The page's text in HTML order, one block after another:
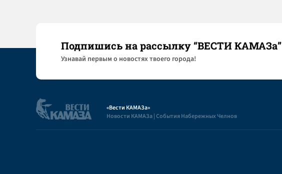
Подпишись на рассылку “ВЕСТИ КАМАЗа”
Узнaвай первым о новостях твоего города!
«Вести КАМАЗа»
Новости КАМАЗа | События Набережных Челнов